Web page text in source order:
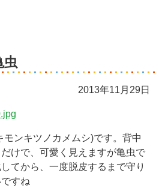
虫
2013年11月29日
ンキツノカメムシ)です。背中
けで、可愛く見えますが亀虫で
てから、一度脱皮するまで守り
すね